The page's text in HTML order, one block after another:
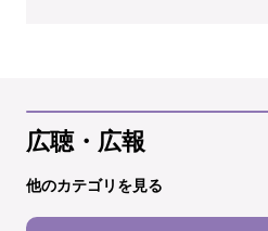
広聴・広報
他のカテゴリを見る